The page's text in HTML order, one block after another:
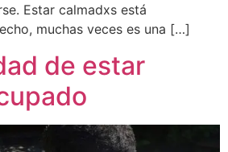
Estar calmadxs está
muchas veces es una […]
de estar